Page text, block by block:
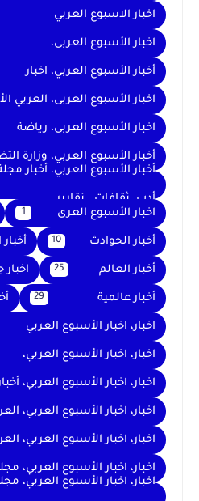
اخبار الاسبوع العربي
اخبار الأسبوع العربى،
أخبار الأسبوع العربي، اخبار
اخبار الأسبوع العربى، العربي
اخبار الأسبوع العربى، رياضة
أخبار الأسبوع العربي، وزارة
أخبار الأسبوع العربي. أخبار
أدب. ثقافات . تقارير .
اخبار الأسبوع العرى 1
أخبار الحوادث 10
أخبار العالم 25
أخبار عالمية 29
اخبار، اخبار الأسبوع العربي
اخبار، اخبار الأسبوع العربي،
اخبار، اخبار الأسبوع العربي،
اخبار، اخبار الأسبوع العربي،
اخبار، اخبار الأسبوع العربي،
اخبار، اخبار الأسبوع العربي،
اخبار، اخبار الأسبوع العربي،